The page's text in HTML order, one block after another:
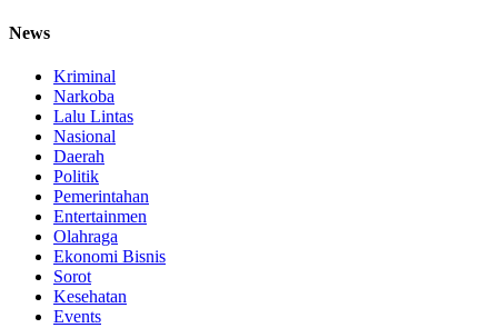
News
Kriminal
Narkoba
Lalu Lintas
Nasional
Daerah
Politik
Pemerintahan
Entertainmen
Olahraga
Ekonomi Bisnis
Sorot
Kesehatan
Events